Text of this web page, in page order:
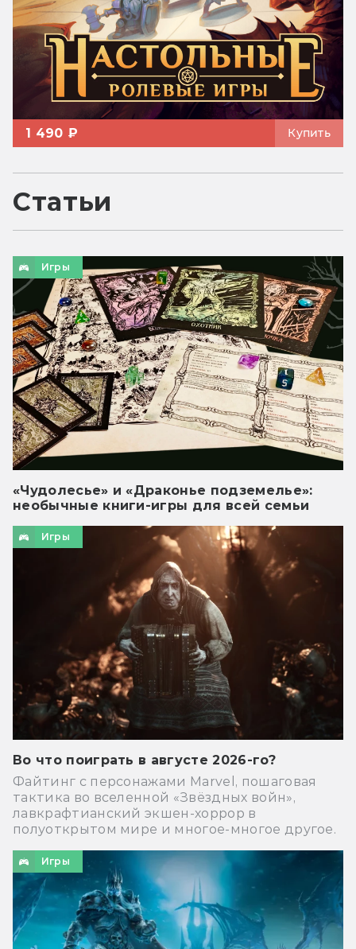
1 490 ₽ Купить
Статьи
Игры
«Чудолесье» и «Драконье подземелье»:
необычные книги-игры для всей семьи
Игры
Во что поиграть в августе 2026-го?
Файтинг с персонажами Marvel, пошаговая
тактика во вселенной «Звёздных войн»,
лавкрафтианский экшен-хоррор в
полуоткрытом мире и многое-многое другое.
Игры